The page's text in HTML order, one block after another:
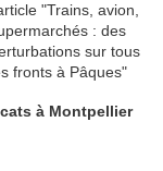
à Montpellier